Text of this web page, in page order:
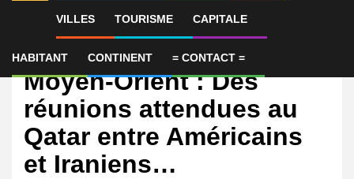
VILLES TOURISME CAPITALE
HABITANT CONTINENT = CONTACT =
International
EN DIRECT Guerre au
Moyen-Orient : Des
réunions attendues au
Qatar entre Américains
et Iraniens…